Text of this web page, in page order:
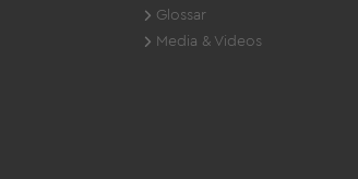
Glossar
Media & Videos